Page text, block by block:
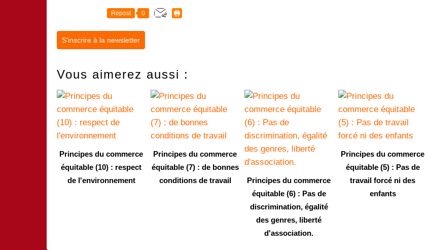
Repost 0
S'inscrire à la newsletter
Vous aimerez aussi :
Principes du commerce
équitable (10) : respect
de l'environnement
Principes du commerce
équitable (7) : de bonnes
conditions de travail
Principes du commerce
équitable (6) : Pas de
discrimination, égalité
des genres, liberté
d'association.
Principes du commerce
équitable (5) : Pas de
travail forcé ni des
enfants